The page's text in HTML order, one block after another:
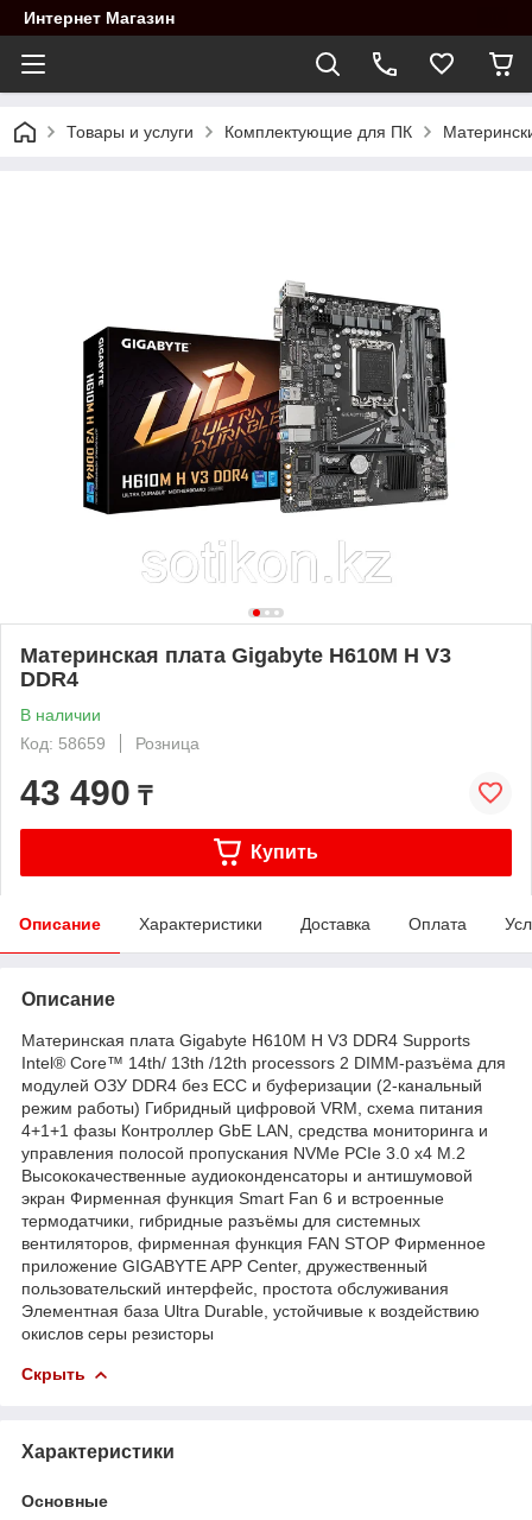
Интернет Магазин
Товары и услуги Комплектующие для ПК
Материнская плата Gigabyte H610M H V3
DDR4
В наличии
Код: 58659
Розница
43 490 ₸
Купить
Описание Характеристики Доставка Оплата
Описание
Материнская плата Gigabyte H610M H V3 DDR4 Supports
Intel® Core™ 14th/ 13th /12th processors 2 DIMM-разъёма для
модулей ОЗУ DDR4 без ECC и буферизации (2-канальный
режим работы) Гибридный цифровой VRM, схема питания
4+1+1 фазы Контроллер GbE LAN, средства мониторинга и
управления полосой пропускания NVMe PCIe 3.0 x4 M.2
Высококачественные аудиоконденсаторы и антишумовой
экран Фирменная функция Smart Fan 6 и встроенные
термодатчики, гибридные разъёмы для системных
вентиляторов, фирменная функция FAN STOP Фирменное
приложение GIGABYTE APP Center, дружественный
пользовательский интерфейс, простота обслуживания
Элементная база Ultra Durable, устойчивые к воздействию
окислов серы резисторы
Скрыть
Характеристики
Основные